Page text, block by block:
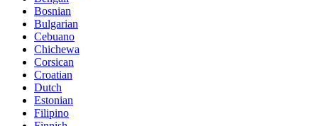
Bosnian
Bulgarian
Cebuano
Chichewa
Corsican
Croatian
Dutch
Estonian
Filipino